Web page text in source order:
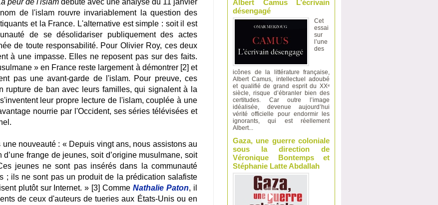
peur de l'islam débute avec une analyse du 11 janvier
de l'islam rouvre invariablement la question des
et la France. L'alternative est simple : soit il est
de se désolidariser publiquement des actes
de toute responsabilité. Pour Olivier Roy, ces deux
à une impasse. Elles ne reposent pas sur des faits.
» en France reste largement à démontrer [2] et
pas une avant-garde de l'islam. Pour preuve, ces
rupture de ban avec leurs familles, qui signalent à la
leur propre lecture de l'islam, couplée à une
nourrie par l'Occident, ses séries télévisées et
nouveauté : « Depuis vingt ans, nous assistons au
frange de jeunes, soit d’origine musulmane, soit
jeunes ne sont pas insérés dans la communauté
; ils ne sont pas un produit de la prédication salafiste
plutôt sur Internet. » [3] CommeNathalie Paton, il
de ceux d'auteurs de tueries aux États-Unis ou en
Albert Camus L’écrivain
désengagé
Cet
essai
sur
l’une
des
icônes de la littérature française,
Albert Camus, intellectuel adoubé
et qualifié de grand esprit du XXᵉ
siècle, risque d’ébranler bien des
certitudes. Car outre l’image
idéalisée, devenue aujourd’hui
vérité officielle pour endormir les
ignorants, qui est réellement
Albert...
Gaza, une guerre coloniale
sous la direction de
Véronique Bontemps et
Stéphanie Latte Abdallah